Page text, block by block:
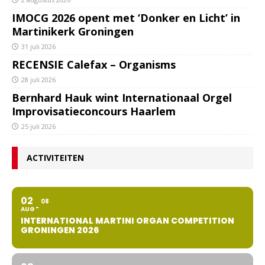
IMOCG 2026 opent met ‘Donker en Licht’ in
Martinikerk Groningen
31 juli 2026
RECENSIE Calefax – Organisms
28 juli 2026
Bernhard Hauk wint Internationaal Orgel
Improvisatieconcours Haarlem
25 juli 2026
ACTIVITEITEN
02
AUG
08
INTERNATIONAL MARTINI ORGAN COMPETITION
GRONINGEN 2026